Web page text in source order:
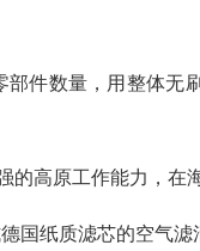
件数量，用整体无
的高原工作能力，在
国纸质滤芯的空气